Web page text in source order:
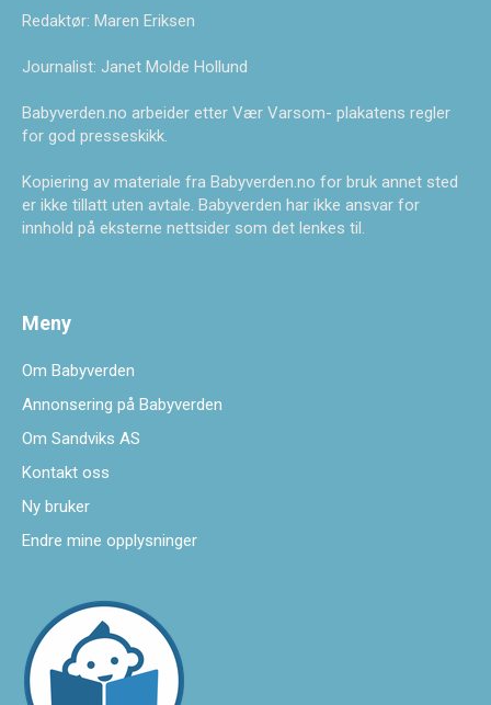
Redaktør: Maren Eriksen
Journalist: Janet Molde Hollund
Babyverden.no arbeider etter Vær Varsom- plakatens regler
for god presseskikk.
Kopiering av materiale fra Babyverden.no for bruk annet sted
er ikke tillatt uten avtale. Babyverden har ikke ansvar for
innhold på eksterne nettsider som det lenkes til.
Meny
Om Babyverden
Annonsering på Babyverden
Om Sandviks AS
Kontakt oss
Ny bruker
Endre mine opplysninger